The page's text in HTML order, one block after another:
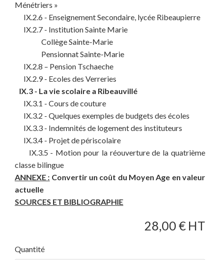
Ménétriers »
IX.2.6 - Enseignement Secondaire, lycée Ribeaupierre
IX.2.7 - Institution Sainte Marie
Collège Sainte-Marie
Pensionnat Sainte-Marie
IX.2.8 – Pension Tschaeche
IX.2.9 - Ecoles des Verreries
IX.3 - La vie scolaire a Ribeauvillé
IX.3.1 - Cours de couture
IX.3.2 - Quelques exemples de budgets des écoles
IX.3.3 - Indemnités de logement des instituteurs
IX.3.4 - Projet de périscolaire
IX.3.5 - Motion pour la réouverture de la quatrième
classe bilingue
ANNEXE : Convertir un coût du Moyen Age en valeur
actuelle
SOURCES ET BIBLIOGRAPHIE
28,00 € HT
Quantité